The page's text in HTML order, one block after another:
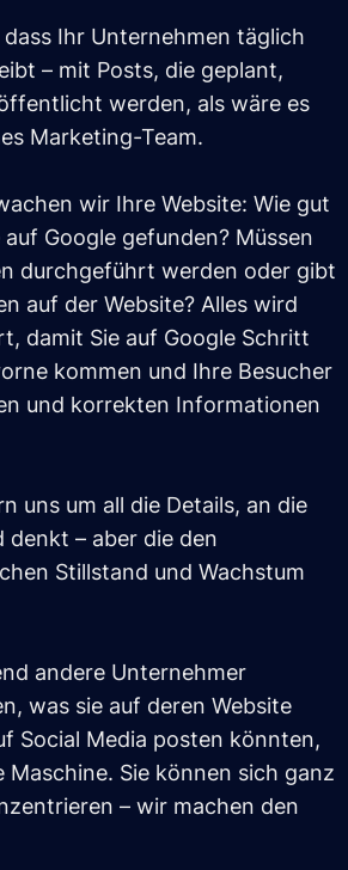
Ihr Unternehmen täglich
– mit Posts, die geplant,
werden, als wäre es
Marketing-Team.
wir Ihre Website: Wie gut
Google gefunden? Müssen
durchgeführt werden oder gibt
auf der Website? Alles wird
damit Sie auf Google Schritt
kommen und Ihre Besucher
und korrekten Informationen
uns um all die Details, an die
denkt – aber die den
Stillstand und Wachstum
andere Unternehmer
was sie auf deren Website
Social Media posten könnten,
Maschine. Sie können sich ganz
– wir machen den